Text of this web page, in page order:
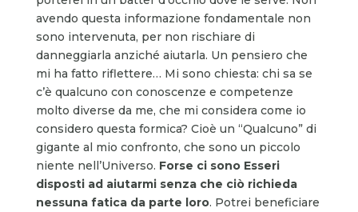
avendo questa informazione fondamentale non
sono intervenuta, per non rischiare di
danneggiarla anziché aiutarla. Un pensiero che
mi ha fatto riflettere… Mi sono chiesta: chi sa se
c’è qualcuno con conoscenze e competenze
molto diverse da me, che mi considera come io
considero questa formica? Cioè un “Qualcuno” di
gigante al mio confronto, che sono un piccolo
niente nell’Universo. Forse ci sono Esseri
disposti ad aiutarmi senza che ciò richieda
nessuna fatica da parte loro. Potrei beneficiare